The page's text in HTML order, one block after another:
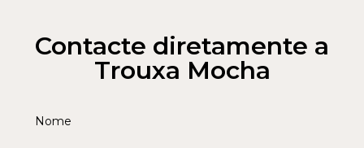
Contacte diretamente a
Trouxa Mocha
Nome